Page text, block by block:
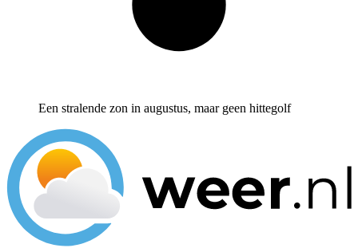
Een stralende zon in augustus, maar geen hittegolf